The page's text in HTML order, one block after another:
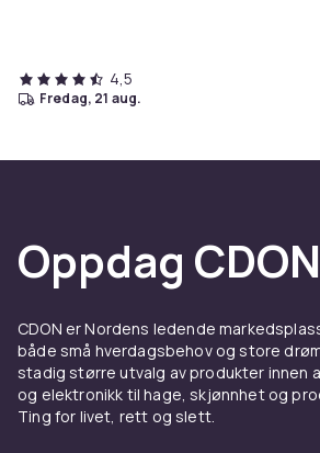
4,5
fredag, 21 aug.
Oppdag CDON
CDON er Nordens ledende
både små hverdagsbehov og store
stadig større utvalg av produkter innen
og elektronikk til hage, skjønnhet og
Ting for livet, rett og slett.